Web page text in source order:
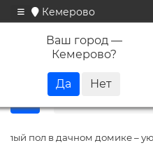
Кемерово
Ваш город —
Кемерово?
пол в дачном домике –